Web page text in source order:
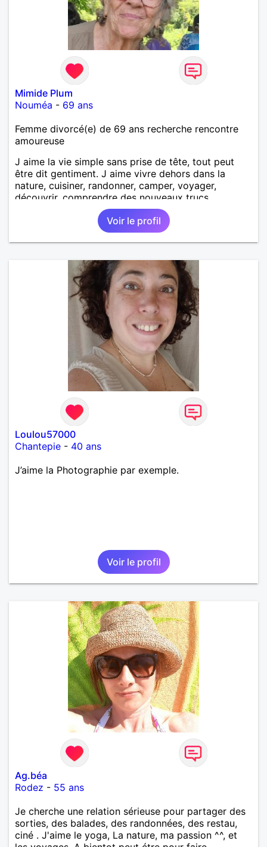
Mimide Plum
Nouméa - 69 ans
Femme divorcé(e) de 69 ans recherche rencontre
amoureuse
J aime la vie simple sans prise de tête, tout peut
être dit gentiment. J aime vivre dehors dans la
nature, cuisiner, randonner, camper, voyager,
découvrir, comprendre des nouveaux trucs
techniques et sur la vie des êtres vivants. J aime
danser, faire la fête. Je ne bois pratiquement pas d
alcool, je fume rarement, je ris souvent. Je cherche
un vrai amoureux pour continuer à profiter de la vie
en ai marre je veux partagé et rigoler
Voir le profil
Loulou57000
Chantepie - 40 ans
J’aime la Photographie par exemple.
Voir le profil
Ag.béa
Rodez - 55 ans
Je cherche une relation sérieuse pour partager des
sorties, des balades, des randonnées, des restau,
ciné . J'aime le yoga, La nature, ma passion ^^, et